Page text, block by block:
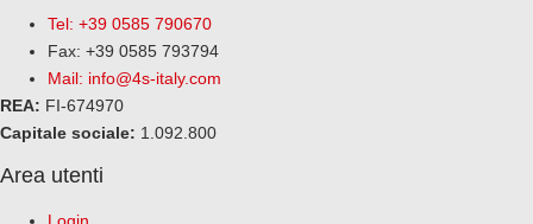
Tel: +39 0585 790670
Fax: +39 0585 793794
Mail: info@4s-italy.com
REA: FI-674970
Capitale sociale: 1.092.800
Area utenti